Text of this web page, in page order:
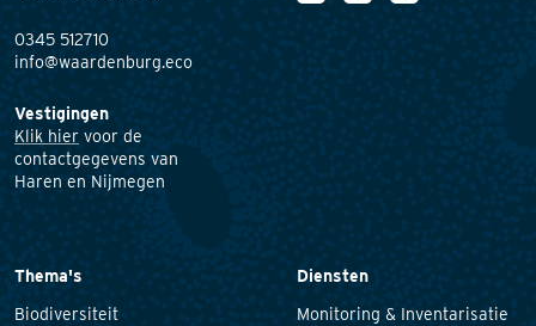
0345 512710
info@waardenburg.eco
Vestigingen
Klik hier voor de
contactgegevens van
Haren en Nijmegen
Thema's
Biodiversiteit
Diensten
Monitoring & Inventarisatie